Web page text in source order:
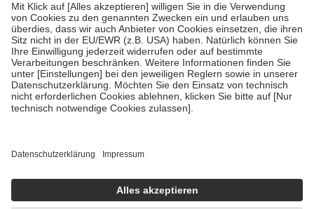
fallenkeine Zuzahlungenan bei:
• Kindern und Jugendlichen bis zum vollendeten 18. Lebensjahr
mit Ausnahme der Fahrkosten
• Untersuchungen zur Vorsorge und Früherkennung, die von der
GKV getragen werden
• empfohlenen Schutzimpfungen
• Harn- und Blutteststreifen
getroffen, um sicherzustellen, dass es sich um echte Bewertungen
https://help.etrusted.com/hc/de/articles/4419944605341